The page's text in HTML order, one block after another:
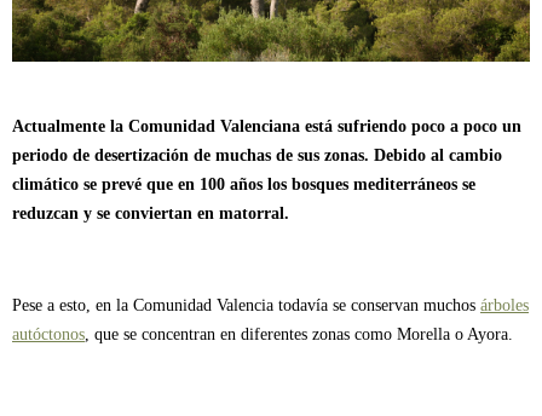
Actualmente la Comunidad Valenciana está sufriendo poco a poco un
periodo de desertización de muchas de sus zonas. Debido al cambio
climático se prevé que en 100 años los bosques mediterráneos se
reduzcan y se conviertan en matorral.
Pese a esto, en la Comunidad Valencia todavía se conservan muchos árboles
autóctonos, que se concentran en diferentes zonas como Morella o Ayora.